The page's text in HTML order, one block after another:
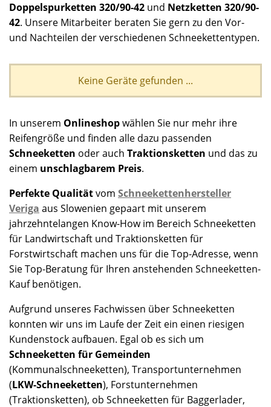
Doppelspurketten 320/90-42 und Netzketten 320/90-
42. Unsere Mitarbeiter beraten Sie gern zu den Vor-
und Nachteilen der verschiedenen Schneekettentypen.
Keine Geräte gefunden ...
In unserem Onlineshopwählen Sie nur mehr ihre
Reifengröße und finden alle dazu passenden
Schneeketten oder auch Traktionsketten und das zu
einem unschlagbarem Preis.
Perfekte Qualitätvom Schneekettenhersteller
Veriga aus Slowenien gepaart mit unserem
jahrzehntelangen Know-How im Bereich Schneeketten
für Landwirtschaft und Traktionsketten für
Forstwirtschaft machen uns für die Top-Adresse, wenn
Sie Top-Beratung für Ihren anstehenden Schneeketten-
Kauf benötigen.
Aufgrund unseres Fachwissen über Schneeketten
konnten wir uns im Laufe der Zeit ein einen riesigen
Kundenstock aufbauen. Egal ob es sich um
Schneeketten für Gemeinden
(Kommunalschneeketten), Transportunternehmen
(LKW-Schneeketten), Forstunternehmen
(Traktionsketten), ob Schneeketten für Baggerlader,